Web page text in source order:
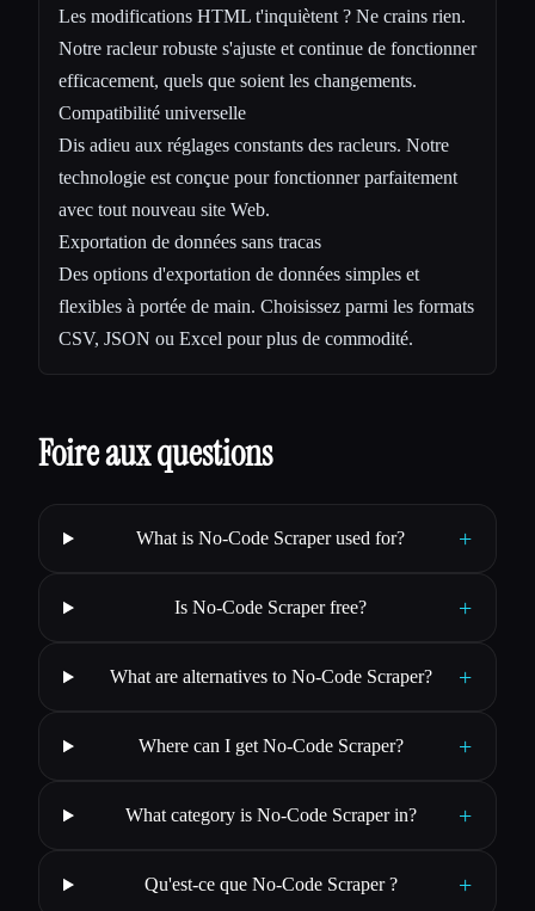
Les modifications HTML t'inquiètent ? Ne crains rien.
Notre racleur robuste s'ajuste et continue de fonctionner
efficacement, quels que soient les changements.
Compatibilité universelle
Dis adieu aux réglages constants des racleurs. Notre
technologie est conçue pour fonctionner parfaitement
avec tout nouveau site Web.
Exportation de données sans tracas
Des options d'exportation de données simples et
flexibles à portée de main. Choisissez parmi les formats
CSV, JSON ou Excel pour plus de commodité.
Foire aux questions
What is No-Code Scraper used for? +
Is No-Code Scraper free? +
What are alternatives to No-Code Scraper? +
Where can I get No-Code Scraper? +
What category is No-Code Scraper in? +
Qu'est-ce que No-Code Scraper ? +